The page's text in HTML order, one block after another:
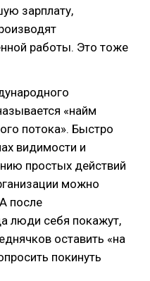
зарплату,
работы. Это тоже
«найм
потока». Быстро
видимости и
простых действий
можно
после
люди себя покажут,
оставить «на
покинуть